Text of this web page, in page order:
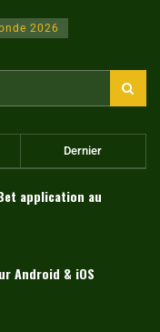
2026
Dernier
application au
Android & iOS